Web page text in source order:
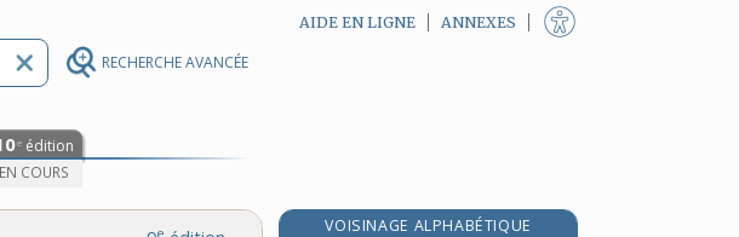
RECHERCHE AVANCÉE
AIDE EN LIGNE ANNEXES
e édition
EN COURS
e VOISINAGE ALPHABÉTIQUE
biribi, n. m.